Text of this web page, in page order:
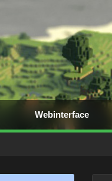
Webinterface